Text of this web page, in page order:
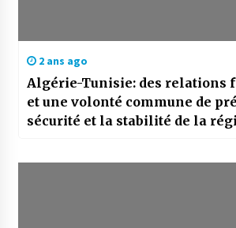
2 ans ago
Algérie-Tunisie: des relations
et une volonté commune de
sécurité et la stabilité de la